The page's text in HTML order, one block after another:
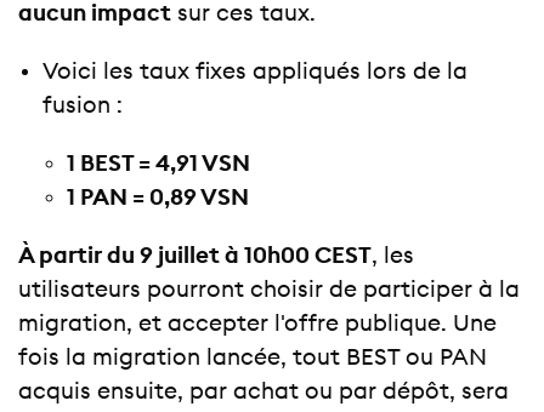
aucun impact sur ces taux.
Voici les taux fixes appliqués lors de la
fusion :
1 BEST = 4,91 VSN
1 PAN = 0,89 VSN
À partir du 9 juillet à 10h00 CEST, les
utilisateurs pourront choisir de participer à la
migration, et accepter l'offre publique. Une
fois la migration lancée, tout BEST ou PAN
acquis ensuite, par achat ou par dépôt, sera